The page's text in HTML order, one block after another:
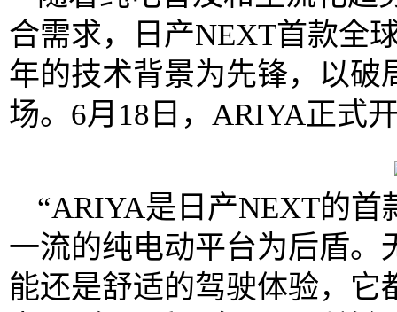
合需求，日产NEXT首款全
年的技术背景为先锋，以破
场。6月18日，ARIYA正式
“ARIYA是日产NEXT的
一流的纯电动平台为后盾。
能还是舒适的驾驶体验，